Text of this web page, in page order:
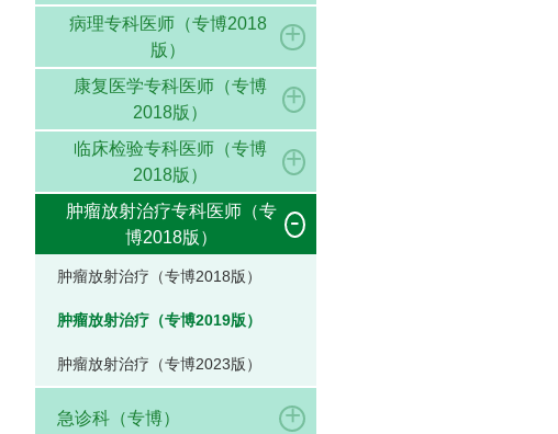
病理专科医师（专博2018
版）
+
康复医学专科医师（专博
2018版）
+
临床检验专科医师（专博
2018版）
+
肿瘤放射治疗专科医师（专
博2018版）
-
肿瘤放射治疗（专博2018版）
肿瘤放射治疗（专博2019版）
肿瘤放射治疗（专博2023版）
急诊科（专博） +